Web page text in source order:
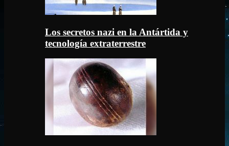
Los secretos nazi en la Antártida y
tecnología extraterrestre